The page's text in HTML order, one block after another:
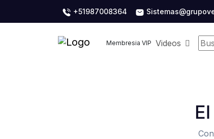
+51987008364
Membresia VIP Videos